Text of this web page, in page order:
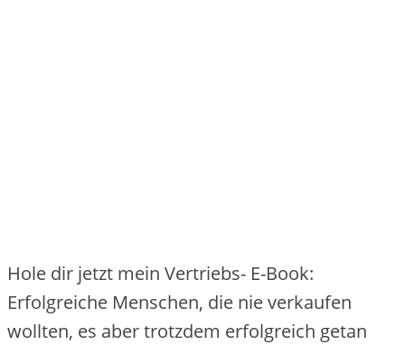
Hole dir jetzt mein Vertriebs- E-Book:
Erfolgreiche Menschen, die nie verkaufen
wollten, es aber trotzdem erfolgreich getan